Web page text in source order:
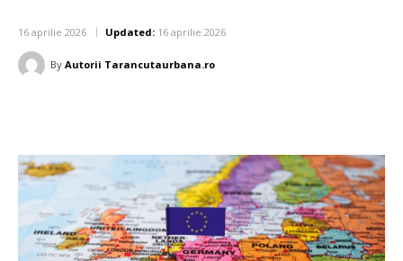
16 aprilie 2026 Updated: 16 aprilie 2026
By Autorii Tarancutaurbana.ro